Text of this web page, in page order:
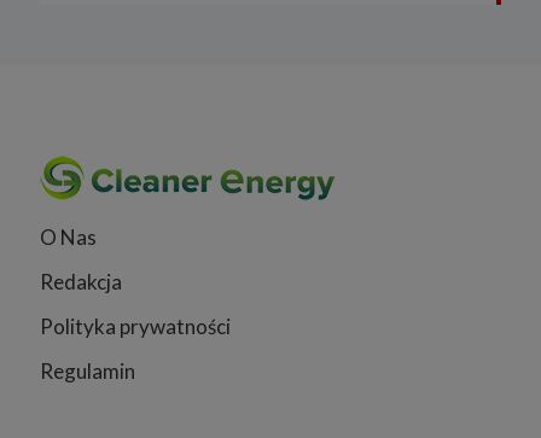
O Nas
Redakcja
Polityka prywatności
Regulamin